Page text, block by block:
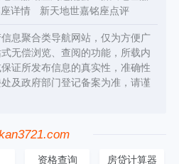
详情 新天地世嘉铭座点评
息聚合类导航网站，仅为方便广
无偿浏览、查阅的功能，所载内
证所发布信息的真实性，准确性
及政府部门登记备案为准，请谨
资格查询 房贷计算器